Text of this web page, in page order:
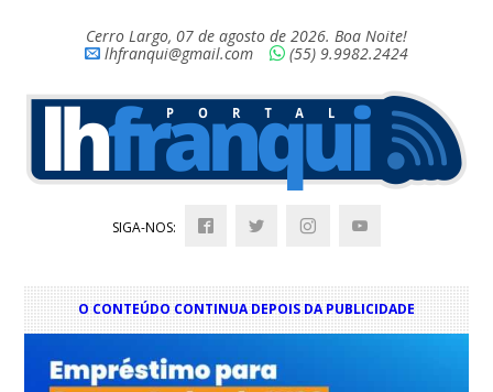
Cerro Largo, 07 de agosto de 2026. Boa Noite!
lhfranqui@gmail.com
(55) 9.9982.2424
SIGA-NOS:
O CONTEÚDO CONTINUA DEPOIS DA PUBLICIDADE